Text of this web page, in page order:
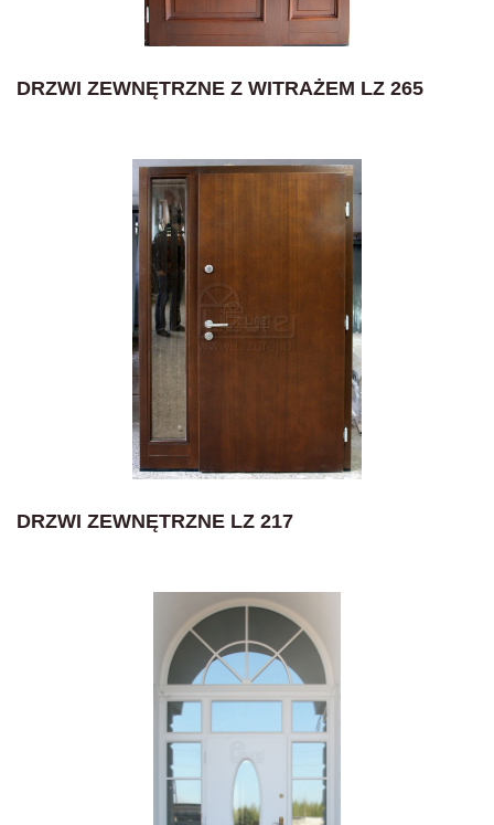
DRZWI ZEWNĘTRZNE Z WITRAŻEM LZ 265
DRZWI ZEWNĘTRZNE LZ 217